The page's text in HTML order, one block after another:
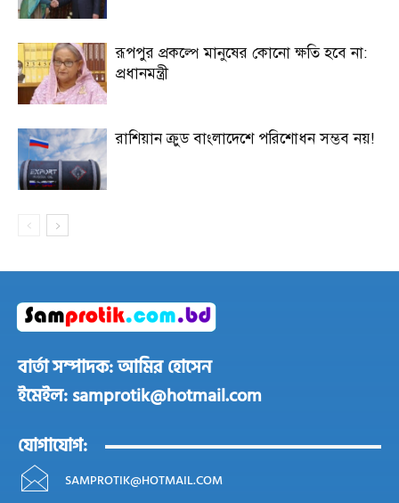
রূপপুর প্রকল্পে মানুষের কোনো ক্ষতি হবে না:
প্রধানমন্ত্রী
রাশিয়ান ক্রুড বাংলাদেশে পরিশোধন সম্ভব নয়!
বার্তা সম্পাদক: আমির হোসেন
ইমেইল: samprotik@hotmail.com
যোগাযোগ:
SAMPROTIK@HOTMAIL.COM